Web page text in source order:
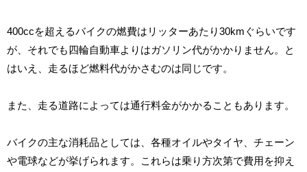
400ccを超えるバイクの燃費はリッターあたり30kmぐらいです
が、それでも四輪自動車よりはガソリン代がかかりません。と
はいえ、走るほど燃料代がかさむのは同じです。
また、走る道路によっては通行料金がかかることもあります。
バイクの主な消耗品としては、各種オイルやタイヤ、チェーン
や電球などが挙げられます。これらは乗り方次第で費用を抑え